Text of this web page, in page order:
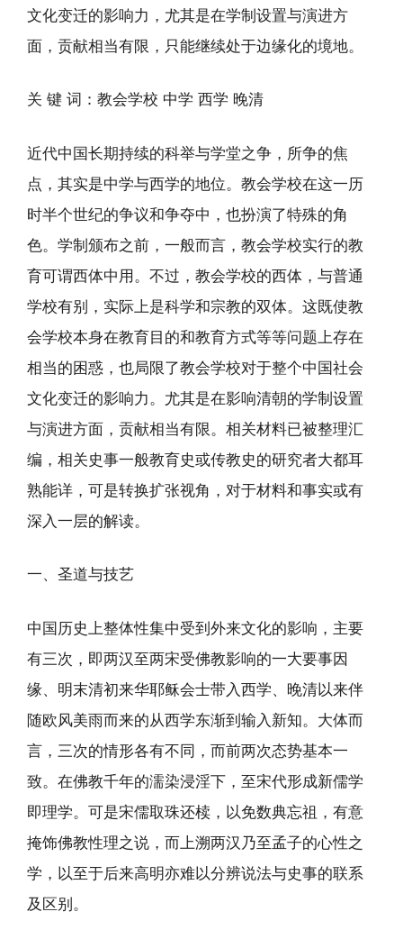
文化变迁的影响力，尤其是在学制设置与演进方
面，贡献相当有限，只能继续处于边缘化的境地。
关 键 词：教会学校 中学 西学 晚清
近代中国长期持续的科举与学堂之争，所争的焦
点，其实是中学与西学的地位。教会学校在这一历
时半个世纪的争议和争夺中，也扮演了特殊的角
色。学制颁布之前，一般而言，教会学校实行的教
育可谓西体中用。不过，教会学校的西体，与普通
学校有别，实际上是科学和宗教的双体。这既使教
会学校本身在教育目的和教育方式等等问题上存在
相当的困惑，也局限了教会学校对于整个中国社会
文化变迁的影响力。尤其是在影响清朝的学制设置
与演进方面，贡献相当有限。相关材料已被整理汇
编，相关史事一般教育史或传教史的研究者大都耳
熟能详，可是转换扩张视角，对于材料和事实或有
深入一层的解读。
一、圣道与技艺
中国历史上整体性集中受到外来文化的影响，主要
有三次，即两汉至两宋受佛教影响的一大要事因
缘、明末清初来华耶稣会士带入西学、晚清以来伴
随欧风美雨而来的从西学东渐到输入新知。大体而
言，三次的情形各有不同，而前两次态势基本一
致。在佛教千年的濡染浸淫下，至宋代形成新儒学
即理学。可是宋儒取珠还椟，以免数典忘祖，有意
掩饰佛教性理之说，而上溯两汉乃至孟子的心性之
学，以至于后来高明亦难以分辨说法与史事的联系
及区别。